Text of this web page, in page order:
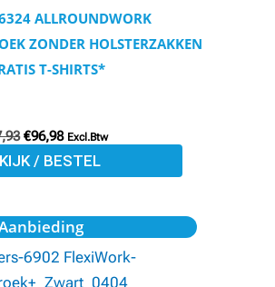
ALLROUNDWORK
ZONDER HOLSTERZAKKEN
T-SHIRTS*
€96,98 Excl.Btw
/ BESTEL
variaties.
Deze
optie
worden
op
productpagina
Oorspronkelijke
prijs
was:
€164,95.
Huidige
prijs
is:
€148,46.
Dit
product